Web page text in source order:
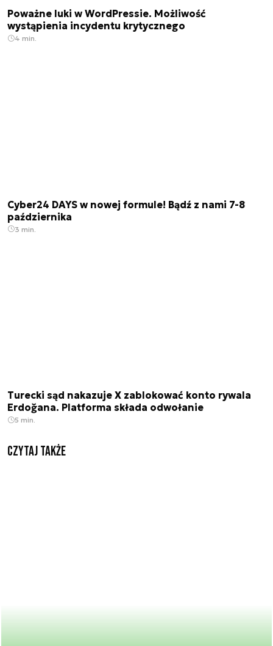
Poważne luki w WordPressie. Możliwość
wystąpienia incydentu krytycznego
4 min.
Cyber24 DAYS w nowej formule! Bądź z nami 7-8
października
3 min.
Turecki sąd nakazuje X zablokować konto rywala
Erdoğana. Platforma składa odwołanie
5 min.
Czytaj także